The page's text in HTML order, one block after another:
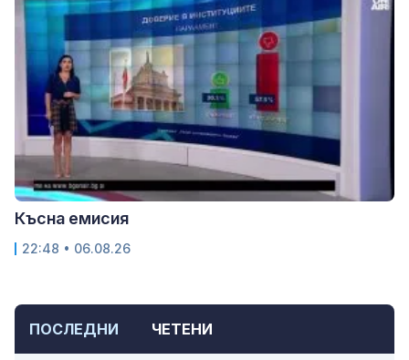
ПОСЛЕДНИ ЧЕТЕНИ
Късна емисия
22:48 • 06.08.26